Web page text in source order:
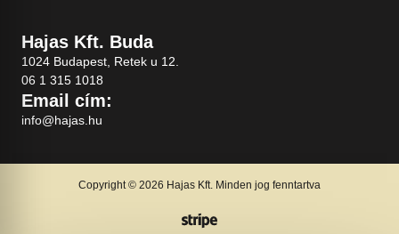
Hajas Kft. Buda
1024 Budapest, Retek u 12.
06 1 315 1018
Email cím:
info@hajas.hu
Copyright © 2026 Hajas Kft. Minden jog fenntartva